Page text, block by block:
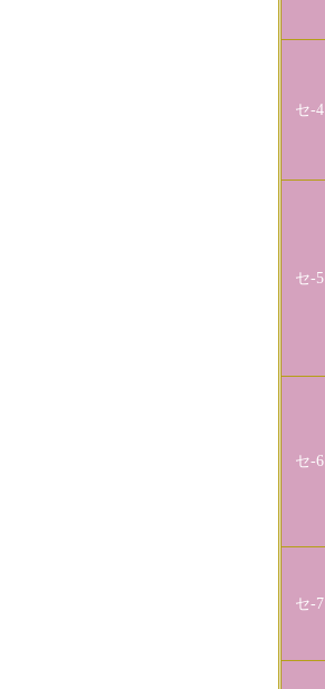
セ-4
セ-5
セ-6
セ-7